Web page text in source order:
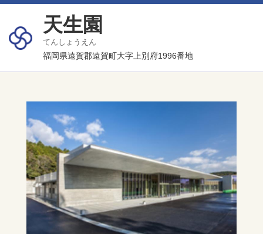
天生園
てんしょうえん
福岡県遠賀郡遠賀町大字上別府1996番地